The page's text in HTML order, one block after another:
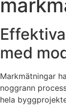
med
Markmätningar
noggrann
hela